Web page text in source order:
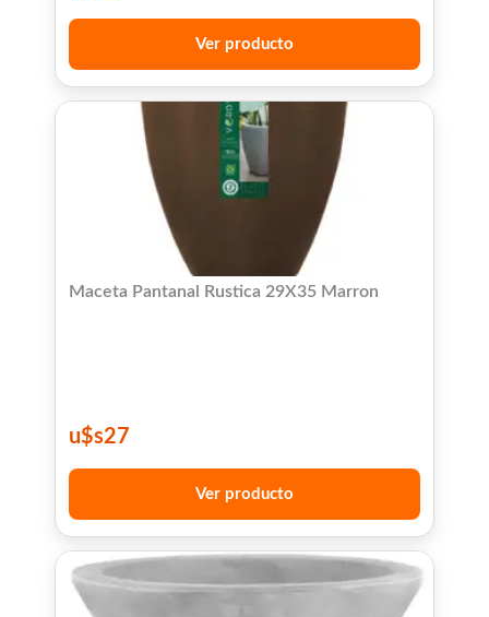
Ver producto
Maceta Pantanal Rustica 29X35 Marron
u$s27
Ver producto